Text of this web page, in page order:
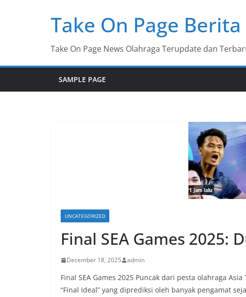
Take On Page
Take On Page News Olahraga Terupdate dan
SAMPLE PAGE
UNCATEGORIZED
Final SEA Games 2025:
December 18, 2025 admin
Final SEA Games 2025 Puncak dari pesta olahraga
“Final Ideal” yang diprediksi oleh banyak pengamat